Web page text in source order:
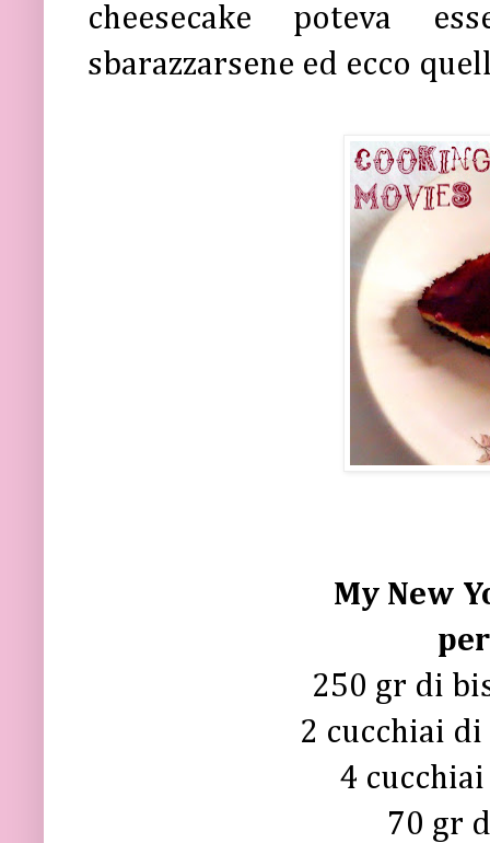
cheesecake poteva
sbarazzarsene ed ecco
My New
250 gr di
2 cucchiai di
4
70 gr